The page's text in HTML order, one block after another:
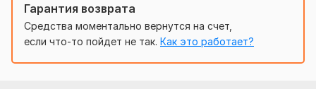
Гарантия возврата
Средства моментально вернутся на счет,
если что-то пойдет не так. Как это работает?